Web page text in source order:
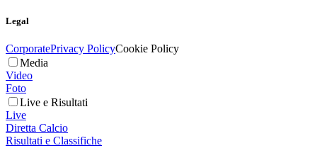
Legal
CorporatePrivacy PolicyCookie Policy
Media
Video
Foto
Live e Risultati
Live
Diretta Calcio
Risultati e Classifiche